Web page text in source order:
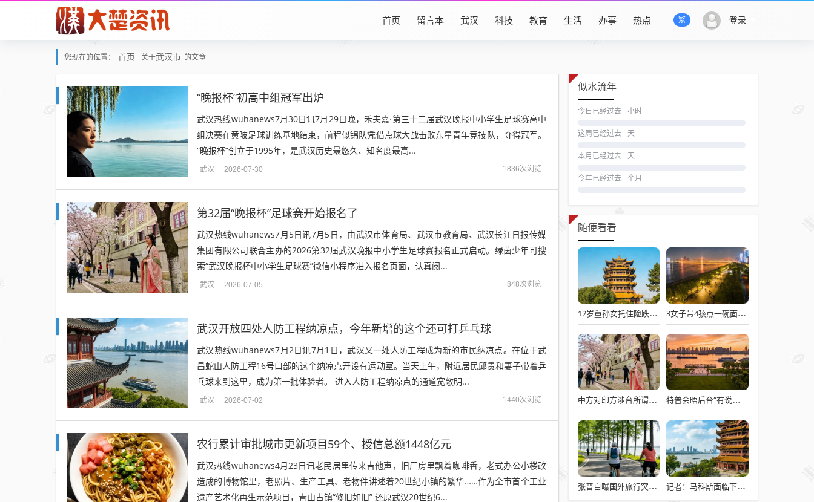
登录
繁
首页 留言本 武汉 科技 教育 生活 办事 热点
您现在的位置： 首页 关于武汉市 的文章
“晚报杯”初高中组冠军出炉
武汉热线wuhanews7月30日讯7月29日晚，禾夫嘉·第三十二届武汉晚报中小学生足球赛高中
组决赛在黄陂足球训练基地结束，前程似锦队凭借点球大战击败东星青年竞技队，夺得冠军。
“晚报杯”创立于1995年，是武汉历史最悠久、知名度最高...
武汉 2026-07-30 1836次浏览
第32届“晚报杯”足球赛开始报名了
武汉热线wuhanews7月5日讯7月5日，由武汉市体育局、武汉市教育局、武汉长江日报传媒
集团有限公司联合主办的2026第32届武汉晚报中小学生足球赛报名正式启动。绿茵少年可搜
索“武汉晚报杯中小学生足球赛”微信小程序进入报名页面，认真阅...
武汉 2026-07-05 848次浏览
武汉开放四处人防工程纳凉点，今年新增的这个还可打乒乓球
武汉热线wuhanews7月2日讯7月1日，武汉又一处人防工程成为新的市民纳凉点。在位于武
昌蛇山人防工程16号口部的这个纳凉点开设有运动室。当天上午，附近居民邱贵和妻子带着乒
乓球来到这里，成为第一批体验者。 进入人防工程纳凉点的通道宽敞明...
武汉 2026-07-02 1440次浏览
农行累计审批城市更新项目59个、授信总额1448亿元
武汉热线wuhanews4月23日讯老民居里传来吉他声，旧厂房里飘着咖啡香，老式办公小楼改
造成的博物馆里，老照片、生产工具、老物件讲述着20世纪小镇的繁华……作为全市首个工业
遗产艺术化再生示范项目，青山古镇“修旧如旧” 还原武汉20世纪6...
似水流年
今日已经过去 小时
这周已经过去 天
本月已经过去 天
今年已经过去 个月
随便看看
12岁重孙女托住险跌倒的92岁太爷爷 3女子带4孩点一碗面多次免费续面
中方对印方涉台所谓“澄清”感到意外 特普会晤后台“有说有笑”愉快交流
张晋自曝国外旅行突发心脏病险丧命 记者：马科斯面临下台危机